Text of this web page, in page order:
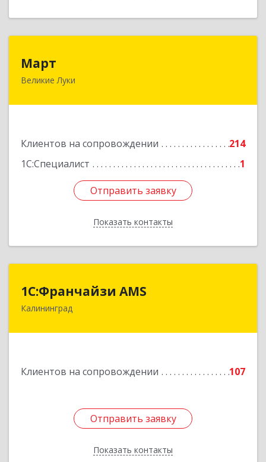
Март
Великие Луки
Клиентов на сопровождении
214
1С:Специалист
1
Отправить заявку
Показать контакты
182113, Псковская обл, Великие Луки г,
Отправить заявку
Назад
1С:Франчайзи AMS
Калининград
Клиентов на сопровождении 107
Отправить заявку
Показать контакты
238325, Калининградская обл, Гурьевский р-н,
Отправить заявку
Назад